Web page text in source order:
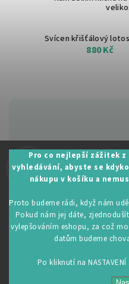
Pro co nejlepší zážitek
vyhledávání, abyste se
nákupu v košíku a
Proto budeme rádi, když nám
Pokud nám jej dáte,
vylepšováním eshopu, za což
datům budeme
Po kliknutí na
Svícen křišťálový
880 Kč
Upravit
Vytvořil